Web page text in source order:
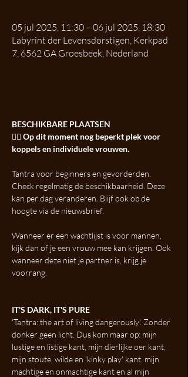
05 jul 2025, 11:30 – 06 jul 2025, 18:30
Labyrint der Levensdorstigen, Kerkpad
7, 6562 GA Groesbeek, Nederland
BESCHIKBARE PLAATSEN
👉🏼 Op dit moment nog beperkt plek voor
koppels en individuele vrouwen.
Tantra voor beginners en gevorderden.
Check regelmatig de beschikbaarheid. Deze
kan per dag veranderen. Blijf ook op de
hoogte via de nieuwsbrief.
Wanneer er een wachtlijst is voor mannen,
kijk dan of je een vrouw mee kan krijgen. Ook
wanneer deze niet je partner is, krijg je
voorrang.
IT'S DARK, IT'S PURE
'Tantra: the art of living dangerously'. Zonder
donker geen licht. Dus kom maar op: mijn
lustige en listige kant, mijn dierlijke oer kant,
mijn stoute, wilde en 'kinky play' kant, mijn
machtige en onmachtige kant en al mijn